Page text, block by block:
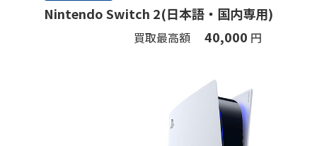
Nintendo Switch 2(日本語・国内専用)
買取最高額 40,000 円